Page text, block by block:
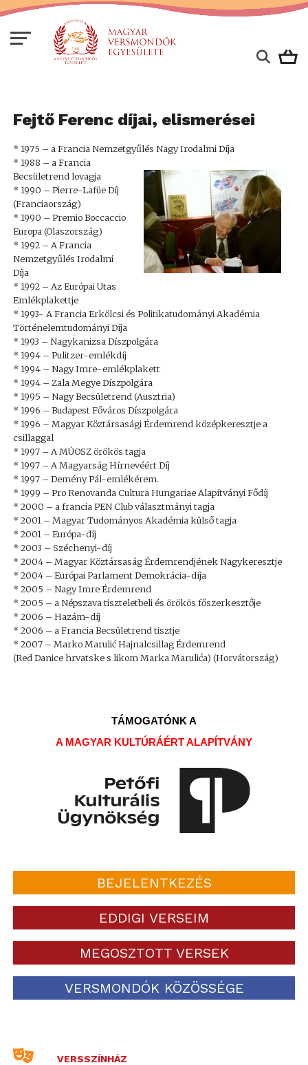
Fejtő Ferenc díjai, elismerései
* 1975 – a Francia Nemzetgyűlés Nagy Irodalmi Díja
* 1988 – a Francia
Becsületrend lovagja
* 1990 – Pierre-Lafüe Díj
(Franciaország)
* 1990 – Premio Boccaccio
Europa (Olaszország)
* 1992 – A Francia
Nemzetgyűlés Irodalmi
Díja
* 1992 – Az Európai Utas
Emlékplakettje
* 1993- A Francia Erkölcsi és Politikatudományi Akadémia
Történelemtudományi Díja
* 1993 – Nagykanizsa Díszpolgára
* 1994 – Pulitzer-emlékdíj
* 1994 – Nagy Imre-emlékplakett
* 1994 – Zala Megye Díszpolgára
* 1995 – Nagy Becsületrend (Ausztria)
* 1996 – Budapest Főváros Díszpolgára
* 1996 – Magyar Köztársasági Érdemrend középkeresztje a
csillaggal
* 1997 – A MÚOSZ örökös tagja
* 1997 – A Magyarság Hírnevéért Díj
* 1997 – Demény Pál-emlékérem.
* 1999 – Pro Renovanda Cultura Hungariae Alapítványi Fődíj
* 2000 – a francia PEN Club választmányi tagja
* 2001 – Magyar Tudományos Akadémia külső tagja
* 2001 – Európa-díj
* 2003 – Széchenyi-díj
* 2004 – Magyar Köztársaság Érdemrendjének Nagykeresztje
* 2004 – Európai Parlament Demokrácia-díja
* 2005 – Nagy Imre Érdemrend
* 2005 – a Népszava tiszteletbeli és örökös főszerkesztője
* 2006 – Hazám-díj
* 2006 – a Francia Becsületrend tisztje
* 2007 – Marko Marulić Hajnalcsillag Érdemrend
(Red Danice hrvatske s likom Marka Marulića) (Horvátország)
TÁMOGATÓNK A
A MAGYAR KULTÚRÁÉRT ALAPÍTVÁNY
BEJELENTKEZÉS
EDDIGI VERSEIM
MEGOSZTOTT VERSEK
VERSMONDÓK KÖZÖSSÉGE
VERSSZÍNHÁZ